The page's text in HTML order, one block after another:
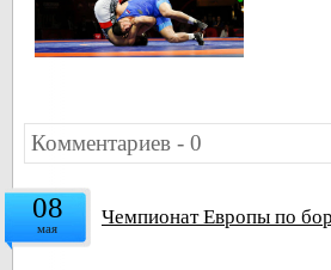
Комментариев - 0
08
мая Чемпионат Европы по